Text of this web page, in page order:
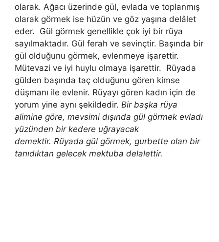
olarak. Ağacı üzerinde gül, evlada ve toplanmış
olarak görmek ise hüzün ve göz yaşına delâlet
eder. Gül görmek genellikle çok iyi bir rüya
sayılmaktadır. Gül ferah ve sevinçtir. Başında bir
gül olduğunu görmek, evlenmeye işarettir.
Mütevazi ve iyi huylu olmaya işarettir. Rüyada
gülden başında taç olduğunu gören kimse
düşmanı ile evlenir. Rüyayı gören kadın için de
yorum yine aynı şekildedir. Bir başka rüya
alimine göre, mevsimi dışında gül görmek evladı
yüzünden bir kedere uğrayacak
demektir. Rüyada gül görmek, gurbette olan bir
tanıdıktan gelecek mektuba delalettir.